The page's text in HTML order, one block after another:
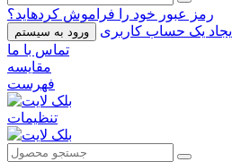
رمز عبور خود را فراموش کردهاید؟
ورود به سیستم
ایجاد یک حساب کاربری
تماس با ما
مقایسه
فهرست
تنظیمات